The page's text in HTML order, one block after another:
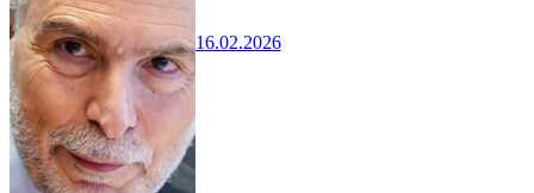
16.02.2026